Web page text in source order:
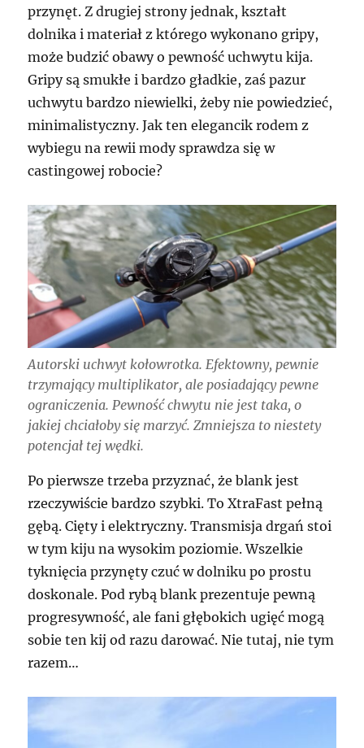
przynęt. Z drugiej strony jednak, kształt
dolnika i materiał z którego wykonano gripy,
może budzić obawy o pewność uchwytu kija.
Gripy są smukłe i bardzo gładkie, zaś pazur
uchwytu bardzo niewielki, żeby nie powiedzieć,
minimalistyczny. Jak ten elegancik rodem z
wybiegu na rewii mody sprawdza się w
castingowej robocie?
Autorski uchwyt kołowrotka. Efektowny, pewnie
trzymający multiplikator, ale posiadający pewne
ograniczenia. Pewność chwytu nie jest taka, o
jakiej chciałoby się marzyć. Zmniejsza to niestety
potencjał tej wędki.
Po pierwsze trzeba przyznać, że blank jest
rzeczywiście bardzo szybki. To XtraFast pełną
gębą. Cięty i elektryczny. Transmisja drgań stoi
w tym kiju na wysokim poziomie. Wszelkie
tyknięcia przynęty czuć w dolniku po prostu
doskonale. Pod rybą blank prezentuje pewną
progresywność, ale fani głębokich ugięć mogą
sobie ten kij od razu darować. Nie tutaj, nie tym
razem…